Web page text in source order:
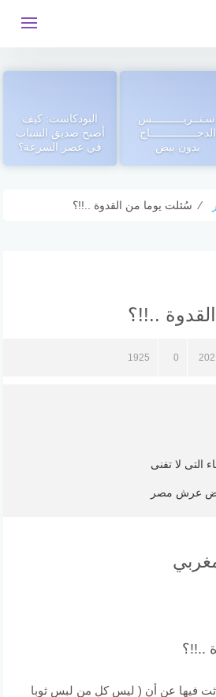
البودكاست: كيف
أصبح صديق الشباب
في عصر السرعة؟
سـتــربــــــــــس
الدجـــــــــــــــاج
بدون بيض
⁄ سُئلت يوما من القدوة ..!!؟
..!!؟
0
1925
التى لا تفنى
عرش مصر
..!!؟
فيها عن أن ( ليس كل من لبس ثوبا